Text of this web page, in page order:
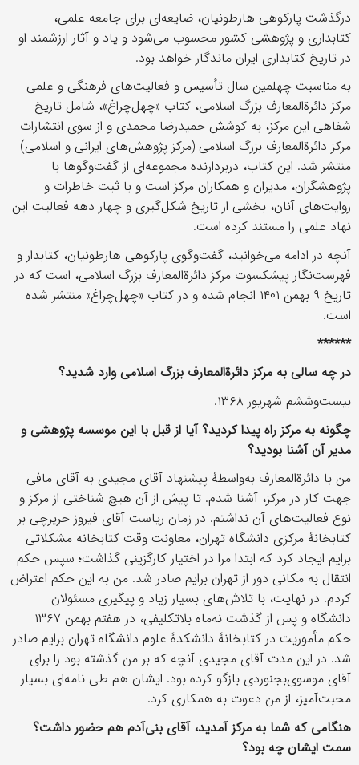
درگذشت پارکوهی هارطونیان، ضایعه‌ای برای جامعه علمی،
کتابداری و پژوهشی کشور محسوب می‌شود و یاد و آثار ارزشمند او
در تاریخ کتابداری ایران ماندگار خواهد بود.
به مناسبت چهلمین سال تأسیس و فعالیت‌های فرهنگی و علمی
مرکز دائرة‌المعارف بزرگ اسلامی، کتاب «چهل‌چراغ»، شامل تاریخ
شفاهی این مرکز، به کوشش حمیدرضا محمدی و از سوی انتشارات
مرکز دائرة‌المعارف بزرگ اسلامی (مرکز پژوهش‌های ایرانی و اسلامی)
منتشر شد. این کتاب، دربردارنده مجموعه‌ای از گفت‌وگوها با
پژوهشگران، مدیران و همکاران مرکز است و با ثبت خاطرات و
روایت‌های آنان، بخشی از تاریخ شکل‌گیری و چهار دهه فعالیت این
نهاد علمی را مستند کرده است.
آنچه در ادامه می‌خوانید، گفت‌وگوی پارکوهی هارطونیان، کتابدار و
فهرست‌نگار پیشکسوت مرکز دائرة‌المعارف بزرگ اسلامی، است که در
تاریخ ۹ بهمن ۱۴۰۱ انجام شده و در کتاب «چهل‌چراغ» منتشر شده
است.
******
در چه سالی به مرکز دائرةالمعارف بزرگ اسلامی وارد شدید؟
بیست‎‌وششم شهریور ۱۳۶۸.
چگونه به مرکز راه پیدا کردید؟ آیا از قبل با این موسسۀ پژوهشی و
مدیر آن آشنا بودید؟
من با دائرة‌المعارف به‌واسطۀ پیشنهاد آقای مجیدی به آقای مافی
جهت کار در مرکز، آشنا شدم. تا پیش از آن هیچ شناختی از مرکز و
نوع فعالیت‌های آن نداشتم. در زمان ریاست آقای فیروز حریرچی بر
کتابخانۀ مرکزی دانشگاه تهران، معاونت وقت کتابخانه مشکلاتی
برایم ایجاد کرد که ابتدا مرا در اختیار کارگزینی گذاشت؛ سپس حکم
انتقال به مکانی دور از تهران برایم صادر شد. من به این حکم اعتراض
کردم. در نهایت، با تلاش‌های بسیار زیاد و پیگیری مسئولان
دانشگاه و پس از گذشت نه‌‌ماه بلاتکلیفی، در هفتم بهمن ۱۳۶۷
حکم مأموریت در کتابخانۀ دانشکدۀ علوم دانشگاه تهران برایم صادر
شد. در این مدت آقای مجیدی آنچه که بر من گذشته بود را برای
آقای موسوی‌بجنوردی بازگو کرده بود. ایشان هم طی نامه‌ای بسیار
محبت‌آمیز، از من دعوت به همکاری کرد.
هنگامی که شما به مرکز آمدید، آقای بنی‌آدم هم حضور داشت؟
سمت ایشان چه بود؟